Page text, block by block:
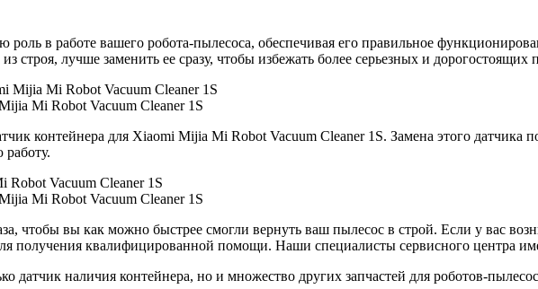
роль в работе вашего робота-пылесоса, обеспечивая его правильное
строя, лучше заменить ее сразу, чтобы избежать более серьезных и дорогостоящих
Mi Robot Vacuum Cleaner 1S
контейнера для Xiaomi Mijia Mi Robot Vacuum Cleaner 1S. Замена этого датчика
работу.
Mi Robot Vacuum Cleaner 1S
чтобы вы как можно быстрее смогли вернуть ваш пылесос в строй. Если у вас
получения квалифицированной помощи. Наши специалисты сервисного центра
датчик наличия контейнера, но и множество других запчастей для роботов-